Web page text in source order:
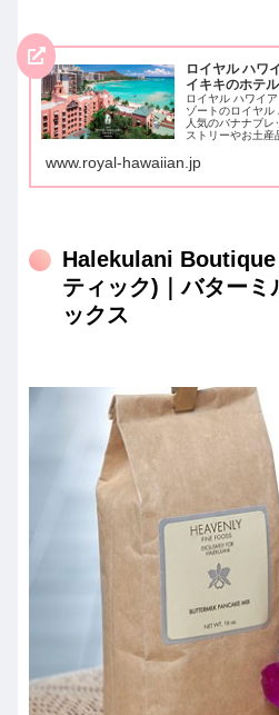
ロイヤル ハワ
イキキのホテ
ロイヤル ハワイ
ゾートのロイヤル
人気のバナナブレ
ストリーやお土産
www.royal-hawaiian.jp
Halekulani Boutique
ティック)｜バターミ
ックス